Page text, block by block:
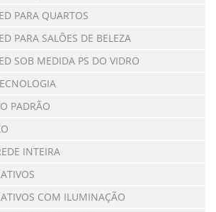
PARA QUARTOS
PARA SALÕES DE BELEZA
SOB MEDIDA PS DO VIDRO
PADRÃO
INTEIRA
COM ILUMINAÇÃO